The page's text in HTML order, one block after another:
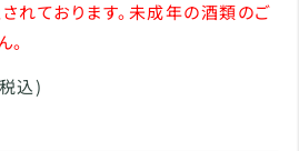
ております。未成年の酒類のご
込)